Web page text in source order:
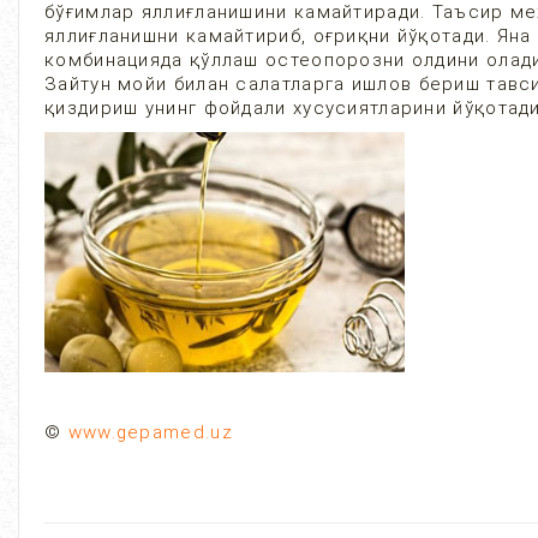
бўғимлар яллиғланишини камайтиради. Таъсир
яллиғланишни камайтириб, оғриқни йўқотади.
комбинацияда қўллаш остеопорозни олдини
Зайтун мойи билан салатларга ишлов бериш
қиздириш унинг фойдали хусусиятларини
© www.gepamed.uz